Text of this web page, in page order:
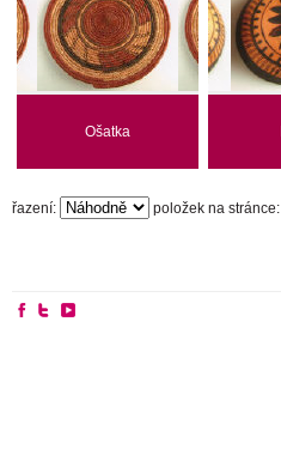
Ošatka
řazení: položek na stránce: